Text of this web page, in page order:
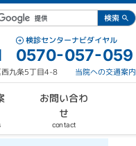
検診センターナビダイヤル
0570-057-059
九条5丁目4-8 当院への交通案内
お問い合わ
せ
contact